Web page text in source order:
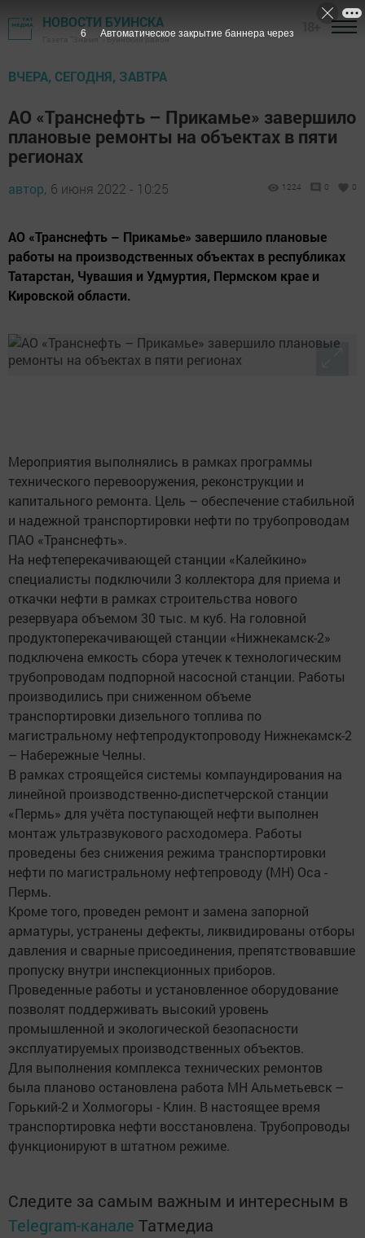
НОВОСТИ БУИНСКА
Газета "Знамя" - Буинский район
ВЧЕРА, СЕГОДНЯ, ЗАВТРА
АО «Транснефть – Прикамье» завершило
плановые ремонты на объектах в пяти
регионах
автор, 6 июня 2022 - 10:25 1224 0 0
АО «Транснефть – Прикамье» завершило плановые
работы на производственных объектах в республиках
Татарстан, Чувашия и Удмуртия, Пермском крае и
Кировской области.
Мероприятия выполнялись в рамках программы
технического перевооружения, реконструкции и
капитального ремонта. Цель – обеспечение стабильной
и надежной транспортировки нефти по трубопроводам
ПАО «Транснефть».
На нефтеперекачивающей станции «Калейкино»
специалисты подключили 3 коллектора для приема и
откачки нефти в рамках строительства нового
резервуара объемом 30 тыс. м куб. На головной
продуктоперекачивающей станции «Нижнекамск-2»
подключена емкость сбора утечек к технологическим
трубопроводам подпорной насосной станции. Работы
производились при сниженном объеме
транспортировки дизельного топлива по
магистральному нефтепродуктопроводу Нижнекамск-2
– Набережные Челны.
В рамках строящейся системы компаундирования на
линейной производственно-диспетчерской станции
«Пермь» для учёта поступающей нефти выполнен
монтаж ультразвукового расходомера. Работы
проведены без снижения режима транспортировки
нефти по магистральному нефтепроводу (МН) Оса -
Пермь.
Кроме того, проведен ремонт и замена запорной
арматуры, устранены дефекты, ликвидированы отборы
давления и сварные присоединения, препятствовавшие
пропуску внутри инспекционных приборов.
Проведенные работы и установленное оборудование
позволят поддерживать высокий уровень
промышленной и экологической безопасности
эксплуатируемых производственных объектов.
Для выполнения комплекса технических ремонтов
была планово остановлена работа МН Альметьевск –
Горький-2 и Холмогоры - Клин. В настоящее время
транспортировка нефти восстановлена. Трубопроводы
функционируют в штатном режиме.
Следите за самым важным и интересным в
Telegram-канале Татмедиа
5 Автоматическое закрытие баннера через